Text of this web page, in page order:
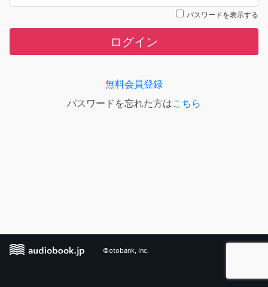
パスワードを表示する
ログイン
無料会員登録
パスワードを忘れた方はこちら
©otobank, Inc.